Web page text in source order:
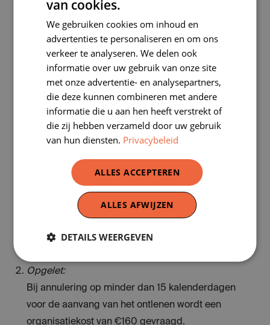
Het materiaal blijft gedurende 2 à 3 weken (of
langer indien gewenst) bij jullie op school. Het
materiaal kan worden opgehaald en teruggebracht
bij ons op bureau (Koningsstraat 2-4, 1000 Brussel).
De erfgoedkoffer uitlenen is gratis, maar de school
te springen.
Belangrijk
Wat bieden wij?
Opleiding voor jou en je collega’s van de gekozen
thema’s van de erfgoedkoffer.
Opgelet:
Bij annulering op minder dan 15 kalenderdagen
voor de aanvang van het ontlenen wordt een
organisatiekost van €160 gevraagd.
van cookies.
We gebruiken cookies om inhoud en
advertenties te personaliseren en om ons
verkeer te analyseren. We delen ook
informatie over uw gebruik van onze site
met onze advertentie- en analysepartners,
die deze kunnen combineren met andere
informatie die u aan hen heeft verstrekt of
die zij hebben verzameld door uw gebruik
van hun diensten. Privacybeleid
ALLES ACCEPTEREN
ALLES AFWIJZEN
DETAILS WEERGEVEN